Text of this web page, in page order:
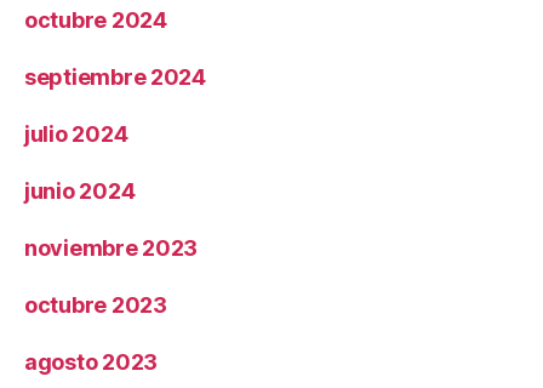
octubre 2024
septiembre 2024
julio 2024
junio 2024
noviembre 2023
octubre 2023
agosto 2023